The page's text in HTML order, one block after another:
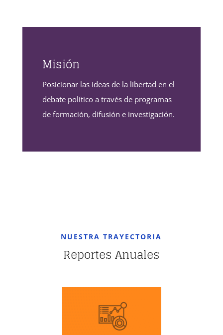
Misión
Posicionar las ideas de la libertad en el
debate político a través de programas
de formación, difusión e investigación.
NUESTRA TRAYECTORIA
Reportes Anuales